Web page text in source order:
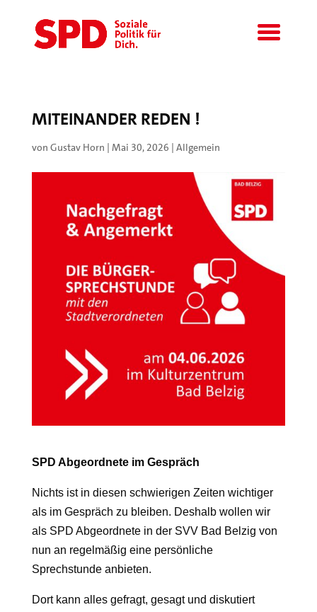
MITEINANDER REDEN !
von Gustav Horn | Mai 30, 2026 | Allgemein
SPD Abgeordnete im Gespräch
Nichts ist in diesen schwierigen Zeiten wichtiger
als im Gespräch zu bleiben. Deshalb wollen wir
als SPD Abgeordnete in der SVV Bad Belzig von
nun an regelmäßig eine persönliche
Sprechstunde anbieten.
Dort kann alles gefragt, gesagt und diskutiert